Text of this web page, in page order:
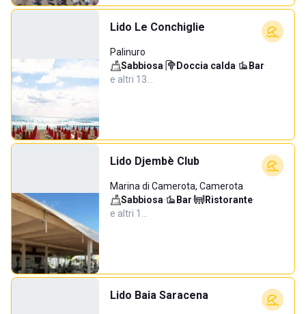
Lido Le Conchiglie
Palinuro
Sabbiosa· Doccia calda· Bar·
e altri 13…
Lido Djembè Club
Marina di Camerota, Camerota
Sabbiosa· Bar· Ristorante·
e altri 1…
Lido Baia Saracena